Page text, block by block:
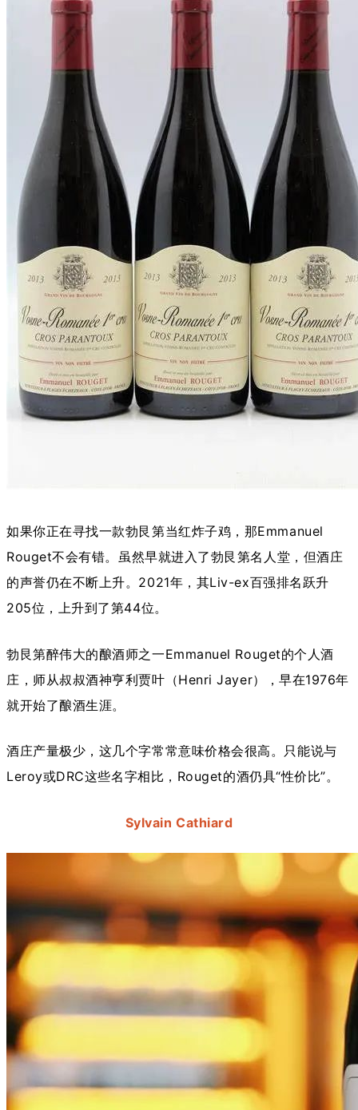
如果你正在寻找一款勃艮第当红炸子鸡，那Emmanuel
Rouget不会有错。虽然早就进入了勃艮第名人堂，但酒庄
的声誉仍在不断上升。2021年，其Liv-ex百强排名跃升
205位，上升到了第44位。
勃艮第醉伟大的酿酒师之一Emmanuel Rouget的个人酒
庄，师从叔叔酒神亨利贾叶（Henri Jayer），早在1976年
就开始了酿酒生涯。
酒庄产量极少，这几个字常常意味价格会很高。只能说与
Leroy或DRC这些名字相比，Rouget的酒仍具“性价比”。
Sylvain Cathiard